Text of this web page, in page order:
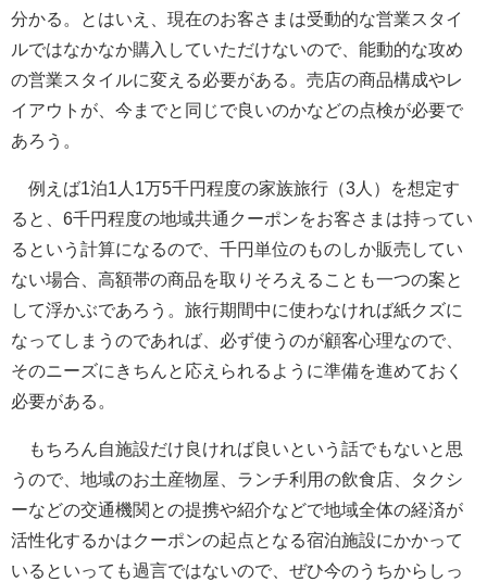
分かる。とはいえ、現在のお客さまは受動的な営業スタイ
ルではなかなか購入していただけないので、能動的な攻め
の営業スタイルに変える必要がある。売店の商品構成やレ
イアウトが、今までと同じで良いのかなどの点検が必要で
あろう。
例えば1泊1人1万5千円程度の家族旅行（3人）を想定す
ると、6千円程度の地域共通クーポンをお客さまは持ってい
るという計算になるので、千円単位のものしか販売してい
ない場合、高額帯の商品を取りそろえることも一つの案と
して浮かぶであろう。旅行期間中に使わなければ紙クズに
なってしまうのであれば、必ず使うのが顧客心理なので、
そのニーズにきちんと応えられるように準備を進めておく
必要がある。
もちろん自施設だけ良ければ良いという話でもないと思
うので、地域のお土産物屋、ランチ利用の飲食店、タクシ
ーなどの交通機関との提携や紹介などで地域全体の経済が
活性化するかはクーポンの起点となる宿泊施設にかかって
いるといっても過言ではないので、ぜひ今のうちからしっ